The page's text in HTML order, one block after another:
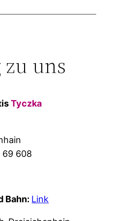
uns
Tyczka
69 608
Bahn: Link